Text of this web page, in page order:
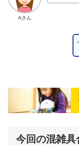
Aさん
今回の混雑具